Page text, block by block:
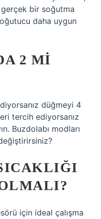
bir soğutma
daha uygun
2 MI
düğmeyi 4
tercih ediyorsanız
Buzdolabı modları
için ideal çalışma